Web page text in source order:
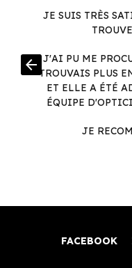
JE SUIS TRÈS
J'AI PU ME
TROUVAIS PLUS
ET ELLE A ÉTÉ
ÉQUIPE
JE
arrow_back
FACEBOOK